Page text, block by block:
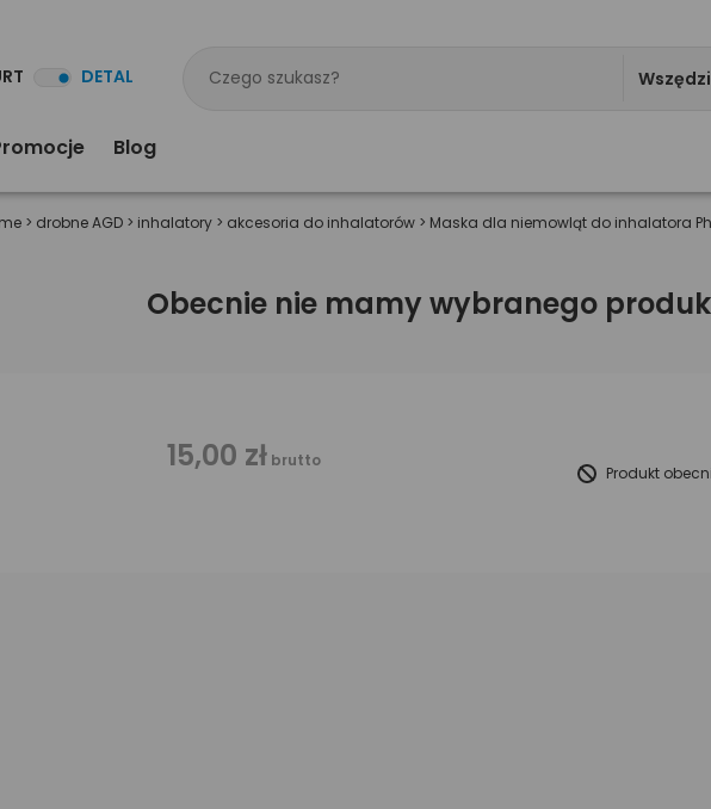
DETAL
Blog
> drobne AGD > inhalatory > akcesoria do inhalatorów > Maska dla niemowląt do inhalatora
Obecnie nie mamy wybranego
15,00 zł brutto
Produkt